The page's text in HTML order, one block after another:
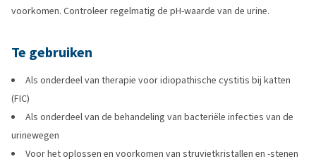
voorkomen. Controleer regelmatig de pH-waarde van de urine.
Te gebruiken
Als onderdeel van therapie voor idiopathische cystitis bij katten
(FIC)
Als onderdeel van de behandeling van bacteriële infecties van de
urinewegen
Voor het oplossen en voorkomen van struvietkristallen en -stenen